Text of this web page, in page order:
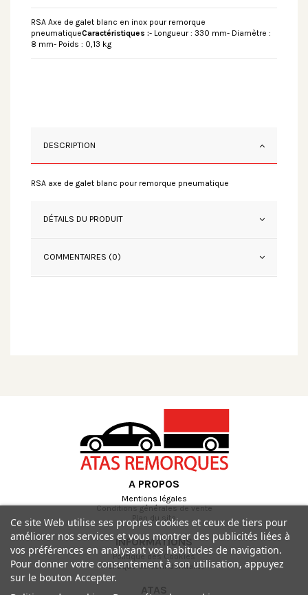
RSA Axe de galet blanc en inox pour remorque
pneumatiqueCaractéristiques :- Longueur : 330 mm- Diamètre :
8 mm- Poids : 0,13 kg
DESCRIPTION
RSA axe de galet blanc pour remorque pneumatique
DÉTAILS DU PRODUIT
COMMENTAIRES (0)
A PROPOS
Mentions légales
Conditions générales de vente
Plan du site
INFORMATIONS
Politique des Cookies
Politique de confidentialité
ATAS
Ce site Web utilise ses propres cookies et ceux de tiers pour
améliorer nos services et vous montrer des publicités liées à
vos préférences en analysant vos habitudes de navigation.
Pour donner votre consentement à son utilisation, appuyez
sur le bouton Accepter.